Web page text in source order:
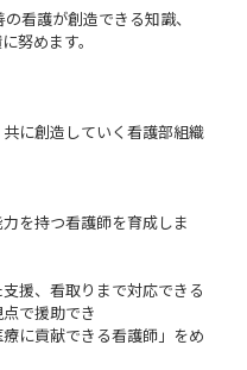
看護が創造できる知識、
努めます。
に創造していく看護部組織
を持つ看護師を育成しま
援、看取りまで対応できる
で援助でき
に貢献できる看護師」をめ